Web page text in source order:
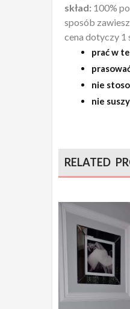
skład: 100%
sposób
cena dotyczy 1
prać w
nie
nie
RELATED